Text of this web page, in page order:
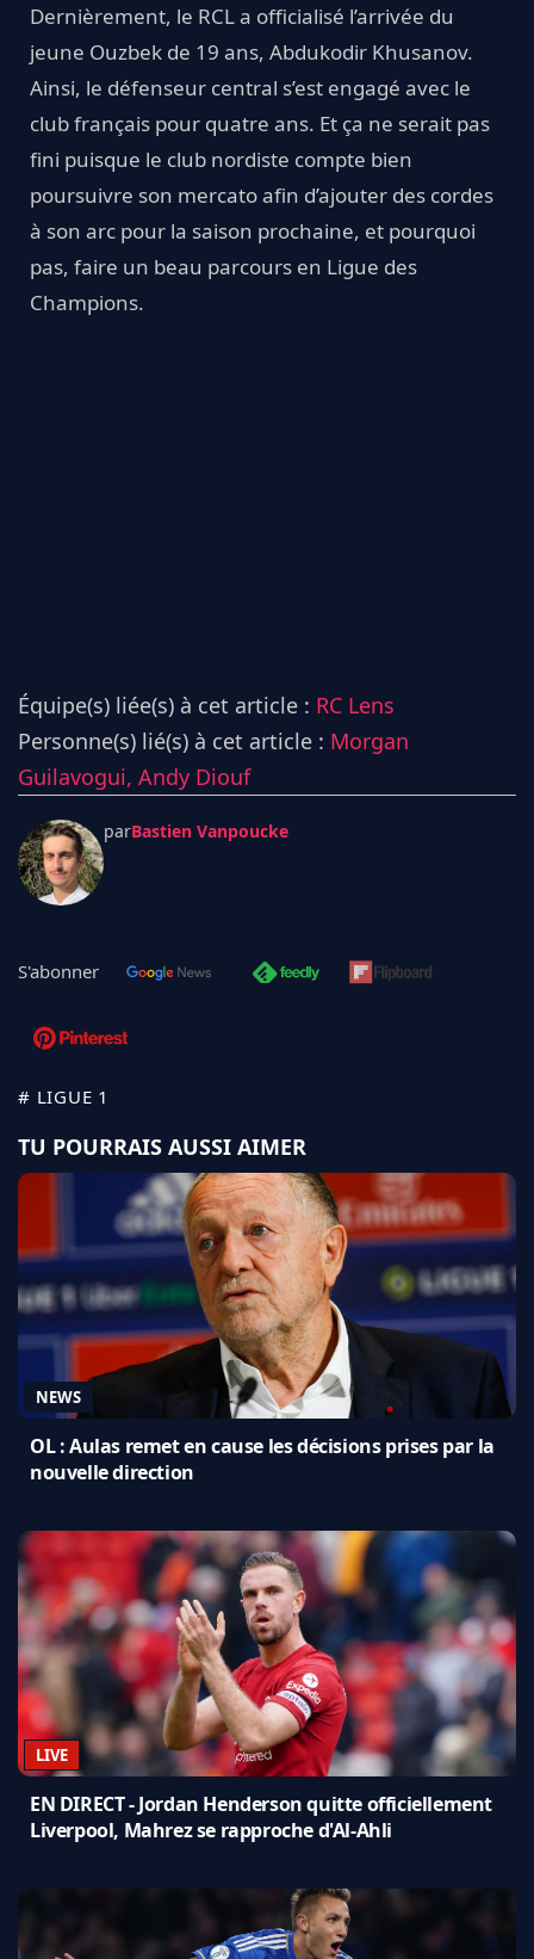
Dernièrement, le RCL a officialisé l’arrivée du
jeune Ouzbek de 19 ans, Abdukodir Khusanov.
Ainsi, le défenseur central s’est engagé avec le
club français pour quatre ans. Et ça ne serait pas
fini puisque le club nordiste compte bien
poursuivre son mercato afin d’ajouter des cordes
à son arc pour la saison prochaine, et pourquoi
pas, faire un beau parcours en Ligue des
Champions.
Équipe(s) liée(s) à cet article : RC Lens
Personne(s) lié(s) à cet article : Morgan
Guilavogui, Andy Diouf
parBastien Vanpoucke
S'abonner
# LIGUE 1
TU POURRAIS AUSSI AIMER
NEWS
OL : Aulas remet en cause les décisions prises par la
nouvelle direction
LIVE
EN DIRECT - Jordan Henderson quitte officiellement
Liverpool, Mahrez se rapproche d'Al-Ahli